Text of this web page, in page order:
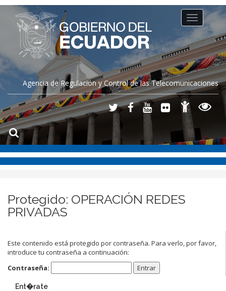
Agencia de Regulación y Control de las Telecomunicaciones
Toggle
navigation
Protegido: OPERACIÓN REDES
PRIVADAS
Este contenido está protegido por contraseña. Para verlo, por favor,
introduce tu contraseña a continuación:
Contraseña:
Ent�rate